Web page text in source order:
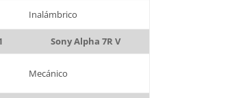
Inalámbrico
Sony Alpha 7R V
Mecánico